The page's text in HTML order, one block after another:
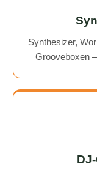
Synthesizer,
Grooveboxen